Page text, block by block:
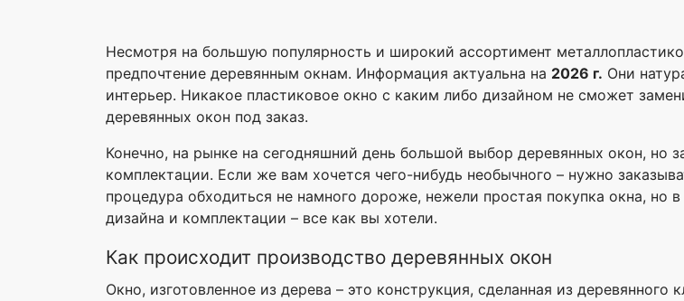
Несмотря на большую популярность и широкий ассортимент
предпочтение деревянным окнам. Информация актуальна на 2026 г. Они
интерьер. Никакое пластиковое окно с каким либо дизайном не сможет
деревянных окон под заказ.
Конечно, на рынке на сегодняшний день большой выбор деревянных окон, но
комплектации. Если же вам хочется чего-нибудь необычного – нужно
процедура обходиться не намного дороже, нежели простая покупка окна, но
дизайна и комплектации – все как вы хотели.
Как происходит производство деревянных окон
Окно, изготовленное из дерева – это конструкция, сделанная из деревянного